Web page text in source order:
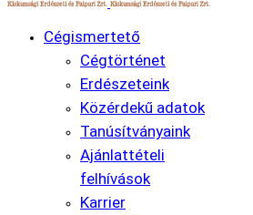
Cégismertető
Cégtörténet
Erdészeteink
Közérdekű adatok
Tanúsítványaink
Ajánlattételi
felhívások
Karrier